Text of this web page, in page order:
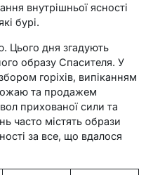
внутрішньої ясності
бурі.
Цього дня згадують
образу Спасителя. У
горіхів, випіканням
та продажем
прихованої сили та
часто містять образи
за все, що вдалося